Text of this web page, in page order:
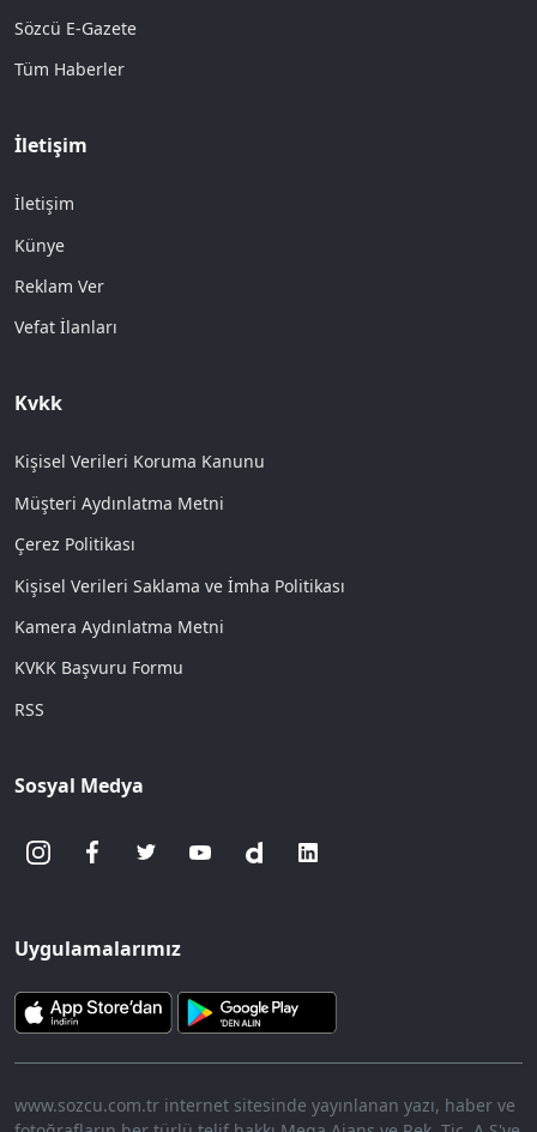
Sözcü E-Gazete
Tüm Haberler
İletişim
İletişim
Künye
Reklam Ver
Vefat İlanları
Kvkk
Kişisel Verileri Koruma Kanunu
Müşteri Aydınlatma Metni
Çerez Politikası
Kişisel Verileri Saklama ve İmha Politikası
Kamera Aydınlatma Metni
KVKK Başvuru Formu
RSS
Sosyal Medya
Uygulamalarımız
www.sozcu.com.tr internet sitesinde yayınlanan yazı, haber ve